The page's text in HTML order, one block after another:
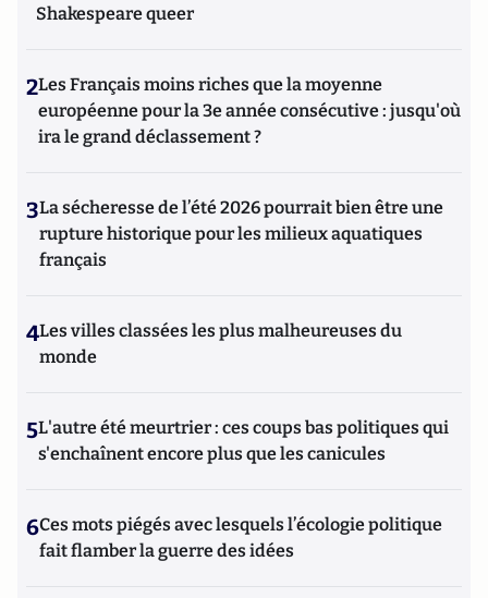
Shakespeare queer
2Les Français moins riches que la moyenne
européenne pour la 3e année consécutive : jusqu'où
ira le grand déclassement ?
3La sécheresse de l’été 2026 pourrait bien être une
rupture historique pour les milieux aquatiques
français
4Les villes classées les plus malheureuses du
monde
5L'autre été meurtrier : ces coups bas politiques qui
s'enchaînent encore plus que les canicules
6Ces mots piégés avec lesquels l’écologie politique
fait flamber la guerre des idées